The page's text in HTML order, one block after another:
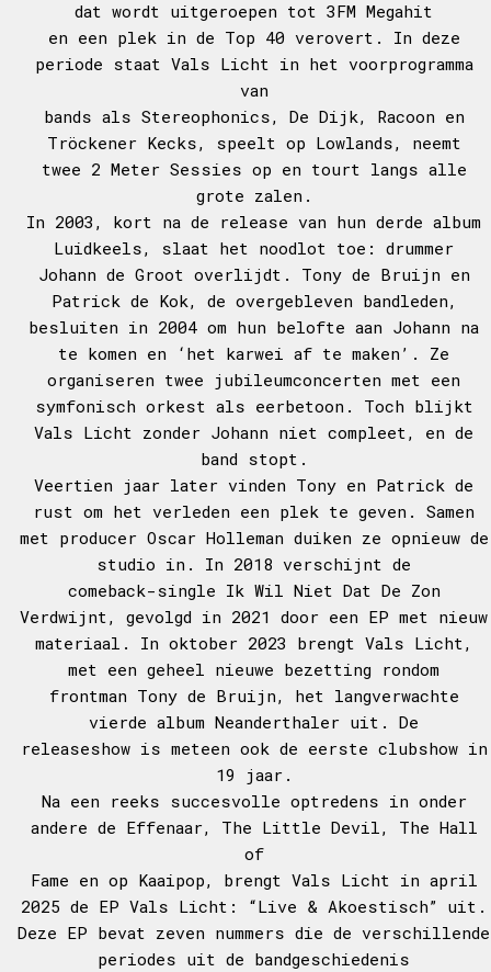
dat wordt uitgeroepen tot 3FM Megahit
en een plek in de Top 40 verovert. In deze
periode staat Vals Licht in het voorprogramma
van
bands als Stereophonics, De Dijk, Racoon en
Tröckener Kecks, speelt op Lowlands, neemt
twee 2 Meter Sessies op en tourt langs alle
grote zalen.
In 2003, kort na de release van hun derde album
Luidkeels, slaat het noodlot toe: drummer
Johann de Groot overlijdt. Tony de Bruijn en
Patrick de Kok, de overgebleven bandleden,
besluiten in 2004 om hun belofte aan Johann na
te komen en ‘het karwei af te maken’. Ze
organiseren twee jubileumconcerten met een
symfonisch orkest als eerbetoon. Toch blijkt
Vals Licht zonder Johann niet compleet, en de
band stopt.
Veertien jaar later vinden Tony en Patrick de
rust om het verleden een plek te geven. Samen
met producer Oscar Holleman duiken ze opnieuw de
studio in. In 2018 verschijnt de
comeback-single Ik Wil Niet Dat De Zon
Verdwijnt, gevolgd in 2021 door een EP met nieuw
materiaal. In oktober 2023 brengt Vals Licht,
met een geheel nieuwe bezetting rondom
frontman Tony de Bruijn, het langverwachte
vierde album Neanderthaler uit. De
releaseshow is meteen ook de eerste clubshow in
19 jaar.
Na een reeks succesvolle optredens in onder
andere de Effenaar, The Little Devil, The Hall
of
Fame en op Kaaipop, brengt Vals Licht in april
2025 de EP Vals Licht: “Live & Akoestisch” uit.
Deze EP bevat zeven nummers die de verschillende
periodes uit de bandgeschiedenis